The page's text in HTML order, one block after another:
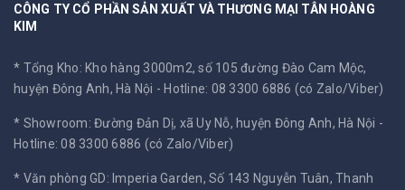
CÔNG TY CỔ PHẦN SẢN XUẤT VÀ THƯƠNG MẠI TÂN HOÀNG
KIM
* Tổng Kho: Kho hàng 3000m2, số 105 đường Đào Cam Mộc,
huyện Đông Anh, Hà Nội -Hotline: 08 3300 6886 (có Zalo/Viber)
* Showroom: Đường Đản Dị, xã Uy Nỗ, huyện Đông Anh, Hà Nội -
Hotline: 08 3300 6886 (có Zalo/Viber)
* Văn phòng GD: Imperia Garden, Số 143 Nguyễn Tuân, Thanh